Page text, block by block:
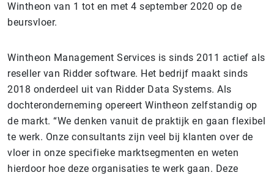
Wintheon van 1 tot en met 4 september 2020 op de
beursvloer.
Wintheon Management Services is sinds 2011 actief als
reseller van Ridder software. Het bedrijf maakt sinds
2018 onderdeel uit van Ridder Data Systems. Als
dochteronderneming opereert Wintheon zelfstandig op
de markt. “We denken vanuit de praktijk en gaan flexibel
te werk. Onze consultants zijn veel bij klanten over de
vloer in onze specifieke marktsegmenten en weten
hierdoor hoe deze organisaties te werk gaan. Deze